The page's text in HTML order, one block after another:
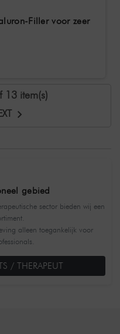
Filler voor zeer
13 item(s)
gebied
sector bieden wij een
alleen toegankelijk voor
/ THERAPEUT